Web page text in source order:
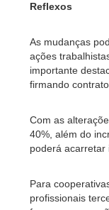
Reflexos
As mudanças
ações
importante
firmando
Com as
40%, além do
poderá acarretar
Para
profissionais